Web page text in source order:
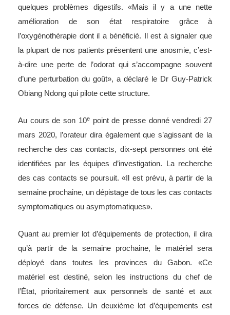
quelques problèmes digestifs. «Mais il y a une nette
amélioration de son état respiratoire grâce à
l’oxygénothérapie dont il a bénéficié. Il est à signaler que
la plupart de nos patients présentent une anosmie, c’est-
à-dire une perte de l’odorat qui s’accompagne souvent
d’une perturbation du goût», a déclaré le Dr Guy-Patrick
Obiang Ndong qui pilote cette structure.
Au cours de son 10epoint de presse donné vendredi 27
mars 2020, l’orateur dira également que s’agissant de la
recherche des cas contacts, dix-sept personnes ont été
identifiées par les équipes d’investigation. La recherche
des cas contacts se poursuit. «Il est prévu, à partir de la
semaine prochaine, un dépistage de tous les cas contacts
symptomatiques ou asymptomatiques».
Quant au premier lot d’équipements de protection, il dira
qu’à partir de la semaine prochaine, le matériel sera
déployé dans toutes les provinces du Gabon. «Ce
matériel est destiné, selon les instructions du chef de
l’État, prioritairement aux personnels de santé et aux
forces de défense. Un deuxième lot d’équipements est